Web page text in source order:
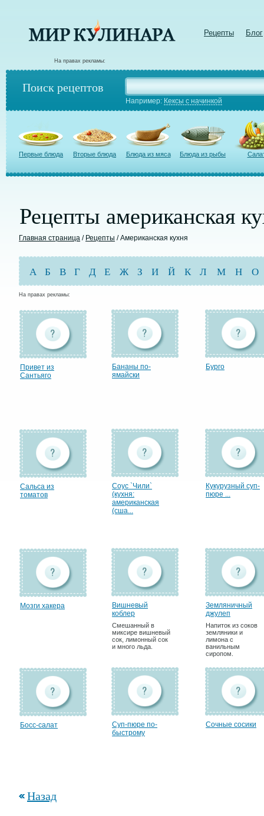
Рецепты Блог
На правах рекламы:
Поиск рецептов
Например: Кексы с начинкой
Первые блюда Вторые блюда Блюда из мяса Блюда из рыбы
Рецепты американская
Главная страница / Рецепты / Американская кухня
А Б В Г Д Е Ж З И Й К Л М Н О
На правах рекламы:
Привет из
Сантьяго
Бананы по-
ямайски
Бурго
Сальса из
томатов
Соус `Чили`
(кухня:
американская
(сша...
Кукурузный суп-
пюре ...
Мозги хакера
Вишневый
коблер
Смешанный в
миксире вишневый
сок, лимонный сок
и много льда.
Земляничный
джулеп
Напиток из соков
земляники и
лимона с
ванильным
сиропом.
Босс-салат
Суп-пюре по-
быстрому
Сочные сосики
Назад